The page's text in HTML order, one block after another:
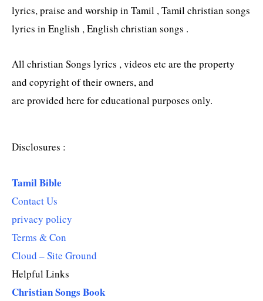
lyrics, praise and worship in Tamil , Tamil christian songs
lyrics in English , English christian songs .
All christian Songs lyrics , videos etc are the property
and copyright of their owners, and
are provided here for educational purposes only.
Disclosures :
Tamil Bible
Contact Us
privacy policy
Terms & Con
Cloud – Site Ground
Helpful Links
Christian Songs Book